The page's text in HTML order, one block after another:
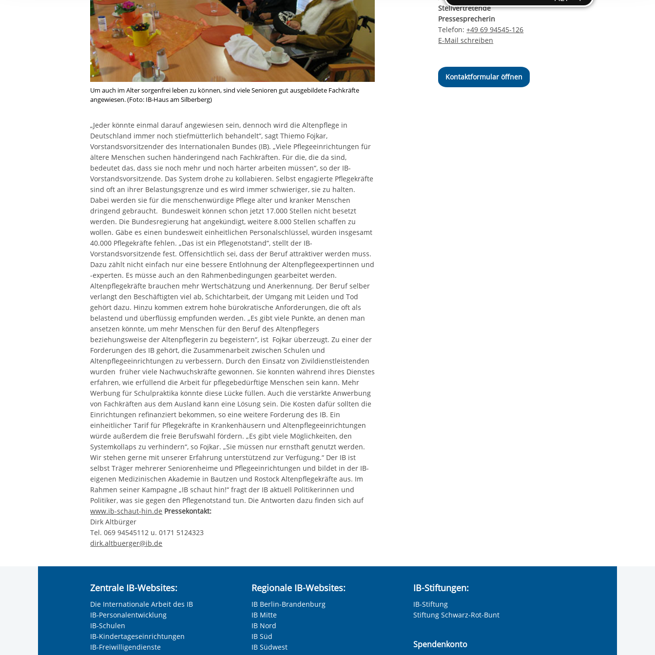
Ihre etwaige Einwilligung erstreckt sich nicht auf notwendige Cookies, die erforderlich zur Bereitstellung
der von Ihnen aufgerufenen und somit gewünschten Website-Funktionen sind. Diese Cookies setzen wir
aufgrund berechtigter Interessen und daher unabhängig von einer Einwilligung.
Um auch im Alter sorgenfrei leben zu können, sind viele Senioren gut ausgebildete Fachkräfte
angewiesen. (Foto: IB-Haus am Silberberg)
„Jeder könnte einmal darauf angewiesen sein, dennoch wird die Altenpflege in
Deutschland immer noch stiefmütterlich behandelt“, sagt Thiemo Fojkar,
Vorstandsvorsitzender des Internationalen Bundes (IB). „Viele Pflegeeinrichtungen für
ältere Menschen suchen händeringend nach Fachkräften. Für die, die da sind,
bedeutet das, dass sie noch mehr und noch härter arbeiten müssen“, so der IB-
Vorstandsvorsitzende. Das System drohe zu kollabieren. Selbst engagierte Pflegekräfte
sind oft an ihrer Belastungsgrenze und es wird immer schwieriger, sie zu halten.
Dabei werden sie für die menschenwürdige Pflege alter und kranker Menschen
dringend gebraucht. Bundesweit können schon jetzt 17.000 Stellen nicht besetzt
werden. Die Bundesregierung hat angekündigt, weitere 8.000 Stellen schaffen zu
wollen. Gäbe es einen bundesweit einheitlichen Personalschlüssel, würden insgesamt
40.000 Pflegekräfte fehlen. „Das ist ein Pflegenotstand“, stellt der IB-
Vorstandsvorsitzende fest. Offensichtlich sei, dass der Beruf attraktiver werden muss.
Dazu zählt nicht einfach nur eine bessere Entlohnung der Altenpflegeexpertinnen und
-experten. Es müsse auch an den Rahmenbedingungen gearbeitet werden.
Altenpflegekräfte brauchen mehr Wertschätzung und Anerkennung. Der Beruf selber
verlangt den Beschäftigten viel ab, Schichtarbeit, der Umgang mit Leiden und Tod
gehört dazu. Hinzu kommen extrem hohe bürokratische Anforderungen, die oft als
belastend und überflüssig empfunden werden. „Es gibt viele Punkte, an denen man
ansetzen könnte, um mehr Menschen für den Beruf des Altenpflegers
beziehungsweise der Altenpflegerin zu begeistern“, ist Fojkar überzeugt. Zu einer der
Forderungen des IB gehört, die Zusammenarbeit zwischen Schulen und
Altenpflegeeinrichtungen zu verbessern. Durch den Einsatz von Zivildienstleistenden
wurden früher viele Nachwuchskräfte gewonnen. Sie konnten während ihres Dienstes
erfahren, wie erfüllend die Arbeit für pflegebedürftige Menschen sein kann. Mehr
Werbung für Schulpraktika könnte diese Lücke füllen. Auch die verstärkte Anwerbung
von Fachkräften aus dem Ausland kann eine Lösung sein. Die Kosten dafür sollten die
Einrichtungen refinanziert bekommen, so eine weitere Forderung des IB. Ein
einheitlicher Tarif für Pflegekräfte in Krankenhäusern und Altenpflegeeinrichtungen
würde außerdem die freie Berufswahl fördern. „Es gibt viele Möglichkeiten, den
Systemkollaps zu verhindern“, so Fojkar. „Sie müssen nur ernsthaft genutzt werden.
Wir stehen gerne mit unserer Erfahrung unterstützend zur Verfügung.“ Der IB ist
selbst Träger mehrerer Seniorenheime und Pflegeeinrichtungen und bildet in der IB-
eigenen Medizinischen Akademie in Bautzen und Rostock Altenpflegekräfte aus. Im
Rahmen seiner Kampagne „IB schaut hin!“ fragt der IB aktuell Politikerinnen und
Politiker, was sie gegen den Pflegenotstand tun. Die Antworten dazu finden sich auf
www.ib-schaut-hin.de Pressekontakt:
Dirk Altbürger
Tel. 069 94545112 u. 0171 5124323
dirk.altbuerger@ib.de
Stellvertretende
Pressesprecherin
Telefon:+49 69 94545-126
E-Mail schreiben
Kontaktformular öffnen
Zentrale IB-Websites:
Die Internationale Arbeit des IB
IB-Personalentwicklung
IB-Schulen
IB-Kindertageseinrichtungen
IB-Freiwilligendienste
Regionale IB-Websites:
IB Berlin-Brandenburg
IB Mitte
IB Nord
IB Süd
IB Südwest
IB-Stiftungen:
IB-Stiftung
Stiftung Schwarz-Rot-Bunt
Spendenkonto